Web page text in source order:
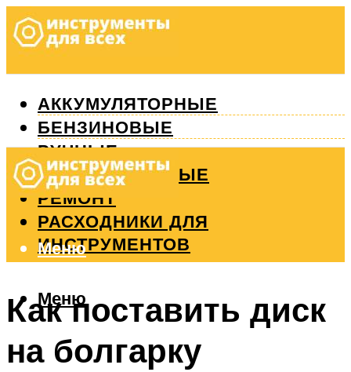
АККУМУЛЯТОРНЫЕ
БЕНЗИНОВЫЕ
РУЧНЫЕ
ИЗМЕРИТЕЛЬНЫЕ
РЕМОНТ
РАСХОДНИКИ ДЛЯ
ИНСТРУМЕНТОВ
Меню
Меню
Как поставить диск
на болгарку